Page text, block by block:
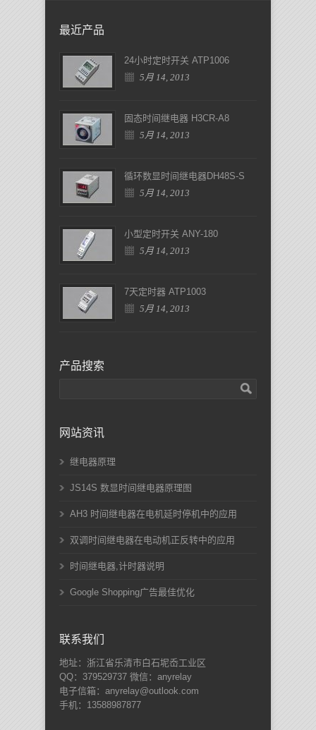
最近产品
24小时定时开关 ATP1006
5月 14, 2013
固态时间继电器 H3CR-A8
5月 14, 2013
循环数显时间继电器DH48S-S
5月 14, 2013
小型定时开关 ANY-180
5月 14, 2013
7天定时器 ATP1003
5月 14, 2013
产品搜索
网站资讯
继电器原理
JS14S 数显时间继电器原理图
AH3 时间继电器在电机延时停机中的应用
双调时间继电器在电动机正反转中的应用
时间继电器,计时器说明
Google Shopping广告最佳优化
联系我们
地址：浙江省乐清市白石坭岙工业区
QQ：379529737 微信：anyrelay
电子信箱：anyrelay@outlook.com
手机：13588987877